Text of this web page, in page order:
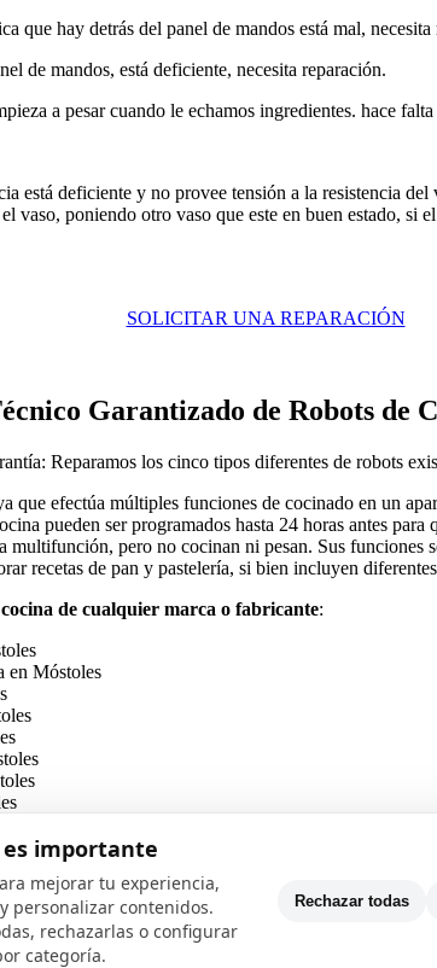
que hay detrás del panel de mandos está mal, necesita
de mandos, está deficiente, necesita reparación.
a pesar cuando le echamos ingredientes. hace falta
está deficiente y no provee tensión a la resistencia
vaso, poniendo otro vaso que este en buen estado,
SOLICITAR UNA REPARACIÓN
Garantizado de Robots de
Reparamos los cinco tipos diferentes de robots
que efectúa múltiples funciones de cocinado en un
pueden ser programados hasta 24 horas antes
multifunción, pero no cocinan ni pesan. Sus funciones
recetas de pan y pastelería, si bien incluyen
de cualquier marca o fabricante:
en Móstoles
Móstoles
Móstoles
es importante
mejorar tu experiencia,
personalizar contenidos.
rechazarlas o configurar
categoría.
Rechazar todas